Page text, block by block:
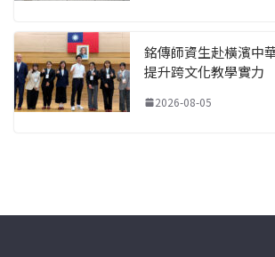
銘傳師資生赴橫濱中
提升跨文化教學實力
2026-08-05